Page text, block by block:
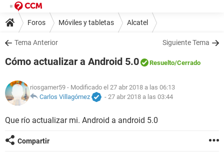
Foros Móviles y tabletas Alcatel
Tema Anterior Siguiente Tema
Cómo actualizar a Android 5.0 Resuelto/Cerrado
riosgamer59 - Modificado el 27 abr 2018 a las 06:13
Carlos Villagómez
- 27 abr 2018 a las 03:44
Que río actualizar mi. Android a android 5.0
Compartir